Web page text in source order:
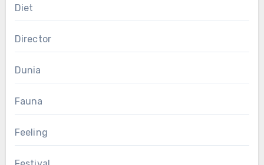
Diet
Director
Dunia
Fauna
Feeling